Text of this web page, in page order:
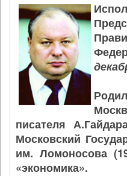
писателя
Московский
им. Ломоносова
«экономика».